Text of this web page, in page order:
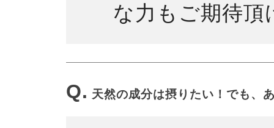
な力もご期待
Q. 天然の成分は摂りたい！でも、